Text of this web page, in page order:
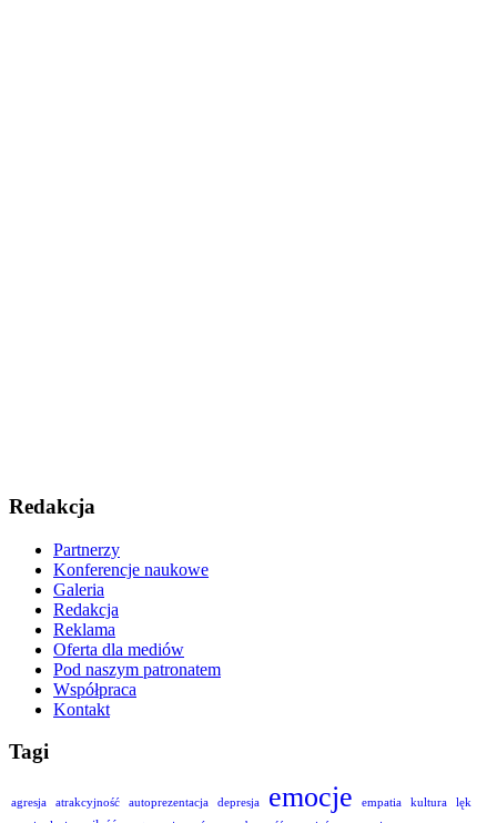
Redakcja
Partnerzy
Konferencje naukowe
Galeria
Redakcja
Reklama
Oferta dla mediów
Pod naszym patronatem
Współpraca
Kontakt
Tagi
agresja atrakcyjność autoprezentacja depresja emocje empatia kultura
lęk